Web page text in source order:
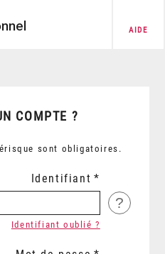
AIDE
COMPTE ?
sont obligatoires.
Identifiant
?
Identifiant oublié ?